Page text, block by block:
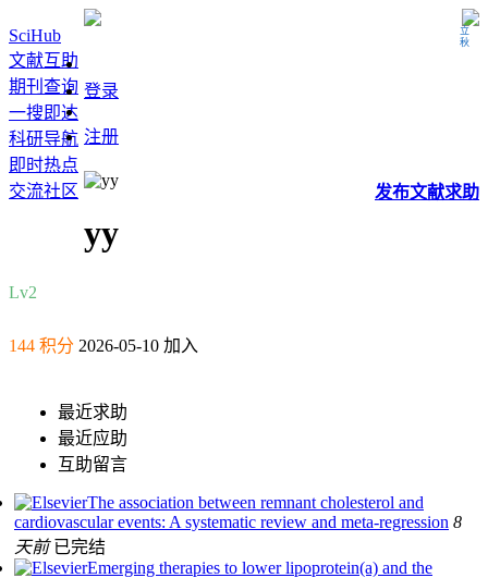
立秋
SciHub
文献互助
期刊查询
一搜即达
科研导航
即时热点
交流社区
登录
注册
发布文献求助
yy
Lv2
144 积分 2026-05-10 加入
最近求助
最近应助
互助留言
The association between remnant cholesterol and
cardiovascular events: A systematic review and meta-regression 8
天前 已完结
Emerging therapies to lower lipoprotein(a) and the